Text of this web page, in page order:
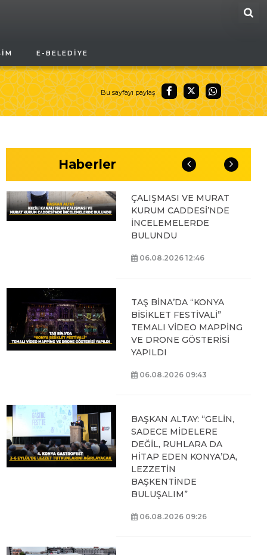
E-BELEDIYE
Bu sayfayı paylaş
Haberler
OYUNLARI’NIN FİNAL
TURUNDA
ÖĞRENCİLERİN
HEYECANINI PAYLAŞTI
BAŞKAN ALTAY, KEÇİLİ
ÇALIŞMASI VE MURAT
KURUM CADDESİ’NDE
İNCELEMELERDE
BULUNDU
06.08.2026 12:46
TAŞ BİNA’DA “KONYA
BİSİKLET FESTİVALİ”
TEMALI VİDEO MAPPİNG
VE DRONE GÖSTERİSİ
YAPILDI
06.08.2026 09:43
BAŞKAN ALTAY: “GELİN,
SADECE MİDELERE
DEĞİL, RUHLARA DA
HİTAP EDEN KONYA’DA,
LEZZETİN
BAŞKENTİNDE
BULUŞALIM”
06.08.2026 09:26